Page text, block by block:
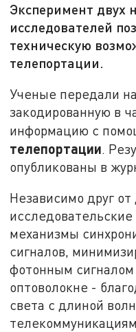
Эксперимент двух
исследователей
техническую
телепортации.
Ученые передали
закодированную в
информацию с
телепортации.
опубликованы в
Независимо друг от
механизмы
сигналов,
фотонным
оптоволокне -
света с длиной